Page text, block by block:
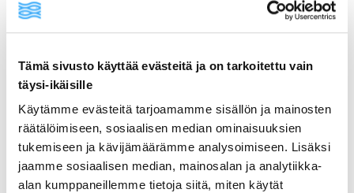
Tämä sivusto käyttää evästeitä ja on tarkoitettu vain
täysi-ikäisille
Käytämme evästeitä tarjoamamme sisällön ja mainosten
räätälöimiseen, sosiaalisen median ominaisuuksien
tukemiseen ja kävijämäärämme analysoimiseen. Lisäksi
jaamme sosiaalisen median, mainosalan ja analytiikka-
alan kumppaneillemme tietoja siitä, miten käytät
ainekset
lisätietoja
2 lohifileetä